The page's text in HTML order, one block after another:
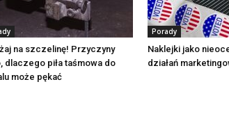
na szczelinę! Przyczyny
dlaczego piła taśmowa do
może pękać
Porady
Naklejki jako
działań